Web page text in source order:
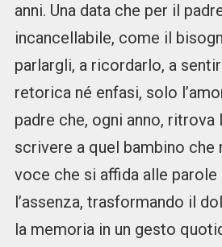
anni. Una data che per il
incancellabile, come il
parlargli, a ricordarlo, a
retorica né enfasi, solo
padre che, ogni anno, ritrova
scrivere a quel bambino che
voce che si affida alle
l’assenza, trasformando il
la memoria in un gesto